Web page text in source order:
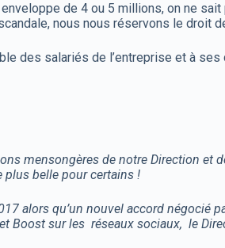
de 4 ou 5 millions, on ne
nous nous réservons le droit
des salariés de l’entreprise et à ses
mensongères de notre Direction et
plus belle pour certains !
alors qu’un nouvel accord négocié
sur les réseaux sociaux, le